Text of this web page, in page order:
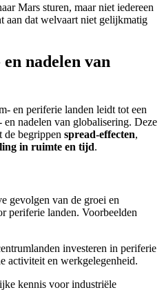
Mars sturen, maar niet iedereen
aan dat welvaart niet gelijkmatig
nadelen van
en periferie landen leidt tot een
nadelen van globalisering. Deze
de begrippen spread-effecten,
in ruimte en tijd.
gevolgen van de groei en
periferie landen. Voorbeelden
investeren in periferie
activiteit en werkgelegenheid.
kennis voor industriële